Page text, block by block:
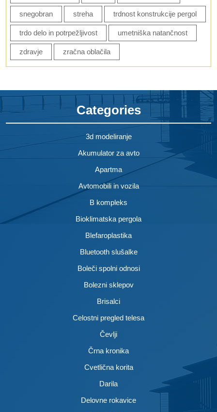
snegobran streha trdnost konstrukcije pergol
trdo delo in potrpežljivost umetniška natančnost
zdravje zračna oblačila
Categories
3d modeliranje
Akumulator za avto
Apartma
Avtomobili in vozila
B kompleks
Bioklimatska pergola
Blefaroplastika
Bluetooth slušalke
Boleči spolni odnosi
Bolezni sklepov
Brisalci
Celostni pregled telesa
Čevlji
Črna kronika
Cvetlična korita
Darila
Delovne rokavice